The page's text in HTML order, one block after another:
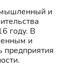
и
году. В
и